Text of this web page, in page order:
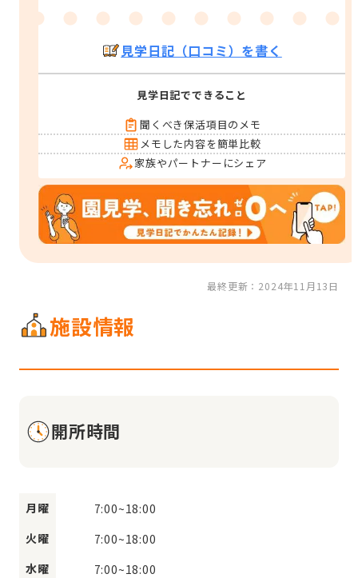
見学日記（口コミ）を書く
見学日記でできること
聞くべき保活項目のメモ
メモした内容を簡単比較
家族やパートナーにシェア
最終更新：2024年11月13日
施設情報
開所時間
月曜 7:00~18:00
火曜
7:00~18:00
水曜
7:00~18:00